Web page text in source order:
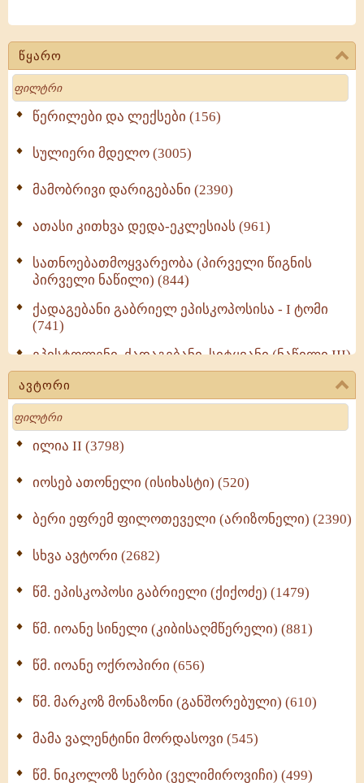
წყარო
Search
წერილები და ლექსები (156)
სულიერი მდელო (3005)
მამობრივი დარიგებანი (2390)
ათასი კითხვა დედა-ეკლესიას (961)
სათნოებათმოყვარეობა (პირველი წიგნის
პირველი ნაწილი) (844)
ქადაგებანი გაბრიელ ეპისკოპოსისა - I ტომი
(741)
ეპისტოლენი, ქადაგებანი, სიტყვანი (ნაწილი III)
(723)
მოძღვრის ძალზე სასარგებლო რჩევები
მრევლისათვის (545)
Wisdomge (514)
ქადაგებანი გაბრიელ ეპისკოპოსისა - II ტომი
სულიერი ცხოვრების სახელმძღვანელო -
ნაწილი II (369)
ავტორი
Search
ილია II (3798)
იოსებ ათონელი (ისიხასტი) (520)
ბერი ეფრემ ფილოთეველი (არიზონელი) (2390)
სხვა ავტორი (2682)
წმ. ეპისკოპოსი გაბრიელი (ქიქოძე) (1479)
წმ. იოანე სინელი (კიბისაღმწერელი) (881)
წმ. იოანე ოქროპირი (656)
წმ. მარკოზ მონაზონი (განშორებული) (610)
მამა ვალენტინი მორდასოვი (545)
წმ. ნიკოლოზ სერბი (ველიმიროვიჩი) (499)